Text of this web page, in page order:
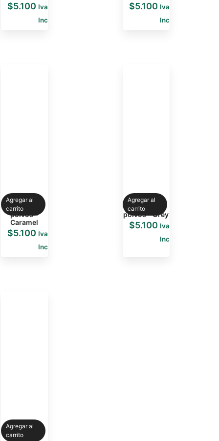
$5.100 Iva
Inc
$5.100 Iva
Inc
Guarda
polvos –
Caramel
$5.100 Iva
Inc
Agregar al
carrito
Guarda
polvos – Grey
$5.100 Iva
Inc
Agregar al
carrito
Guarda
Agregar al
carrito